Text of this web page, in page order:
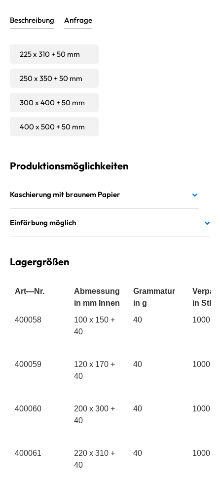
Beschreibung Anfrage
225 x 310 + 50 mm
250 x 350 + 50 mm
300 x 400 + 50 mm
400 x 500 + 50 mm
Produktionsmöglichkeiten
Kaschierung mit braunem Papier
Einfärbung möglich
Lagergrößen
Art—Nr.
Abmessung
in mm Innen
Grammatur
in g
in Stk.
Art—Nr.
Abmessung
in mm
Grammatur
400058
100 x 150 +
40
40 1000
400059
120 x 170 +
40
40 1000
400060
200 x 300 +
40
40 1000
400061
220 x 310 +
40
40 1000